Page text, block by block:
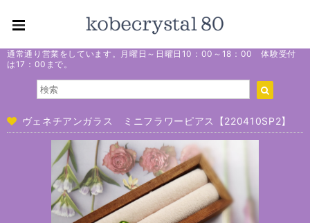
通常通り営業をしています。月曜日～日曜日10：00～18：00 体験受付
は17：00まで。
ヴェネチアンガラス ミニフラワーピアス【220410SP2】